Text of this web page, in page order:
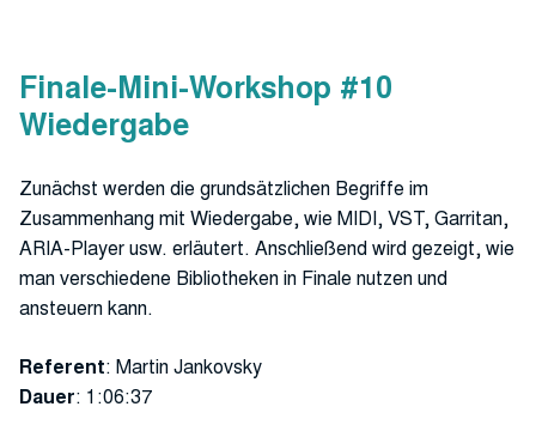
Finale-Mini-Workshop #10
Wiedergabe
Zunächst werden die grundsätzlichen Begriffe im
Zusammenhang mit Wiedergabe, wie MIDI, VST, Garritan,
ARIA-Player usw. erläutert. Anschließend wird gezeigt, wie
man verschiedene Bibliotheken in Finale nutzen und
ansteuern kann.
Referent: Martin Jankovsky
Dauer: 1:06:37